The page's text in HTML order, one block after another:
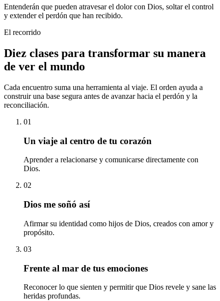
Entenderán que pueden atravesar el dolor con Dios, soltar el control
y extender el perdón que han recibido.
El recorrido
Diez clases para transformar su manera
de ver el mundo
Cada encuentro suma una herramienta al viaje. El orden ayuda a
construir una base segura antes de avanzar hacia el perdón y la
reconciliación.
01
Un viaje al centro de tu corazón
Aprender a relacionarse y comunicarse directamente con
Dios.
02
Dios me soñó así
Afirmar su identidad como hijos de Dios, creados con amor y
propósito.
03
Frente al mar de tus emociones
Reconocer lo que sienten y permitir que Dios revele y sane las
heridas profundas.